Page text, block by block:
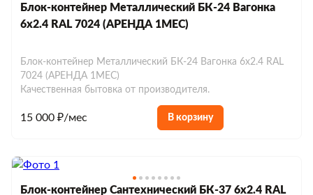
Блок-контейнер Металлический БК-24 Вагонка
6х2.4 RAL 7024 (АРЕНДА 1МЕС)
Блок-контейнер Металлический БК-24 Вагонка 6х2.4 RAL
7024 (АРЕНДА 1МЕС)
Качественная бытовка от производителя.
15 000 ₽/мес В корзину
Блок-контейнер Сантехнический БК-37 6х2.4 RAL